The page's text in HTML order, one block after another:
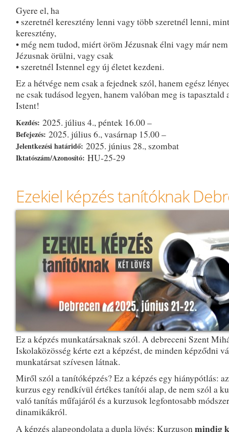
Gyere el, ha
• szeretnél keresztény lenni vagy több szeretnél lenni,
keresztény,
• még nem tudod, miért öröm Jézusnak élni vagy már
Jézusnak örülni, vagy csak
• szeretnél Istennel egy új életet kezdeni.
Ez a hétvége nem csak a fejednek szól, hanem egész
ne csak tudásod legyen, hanem valóban meg is tapasztald
Istent!
Kezdés: 2025. július 4., péntek 16.00 –
Befejezés: 2025. július 6., vasárnap 15.00 –
Jelentkezési határidő: 2025. június 28., szombat
Iktatószám/Azonosító: HU-25-29
Ezekiel képzés tanítóknak
Ez a képzés munkatársaknak szól. A debreceni Szent
Iskolaközösség kérte ezt a képzést, de minden képződni
munkatársat szívesen látnak.
Miről szól a tanítóképzés? Ez a képzés egy hiánypótlás:
kurzus egy rendkívül értékes tanítói alap, de nem szól a
való tanítás műfajáról és a kurzusok legfontosabb
dinamikákról.
A képzés alapgondolata a dupla lövés: Kurzuson mindig